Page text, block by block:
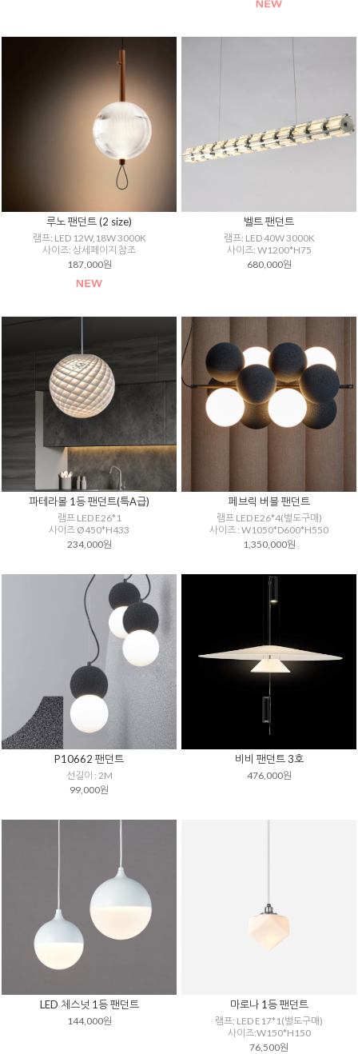
루노 팬던트 (2 size)
램프: LED 12W,18W 3000K
사이즈: 상세페이지 참조
187,000원
벨트 팬던트
램프: LED 40W 3000K
사이즈: W1200*H75
680,000원
파테라볼 1등 팬던트(특A급)
램프 LED E26*1
사이즈 Ø450*H433
234,000원
페브릭 버블 팬던트
램프 LED E26*4(별도구매)
사이즈 : W1050*D600*H550
1,350,000원
P10662 팬던트
선길이 : 2M
99,000원
비비 팬던트 3호
476,000원
LED 체스넛 1등 팬던트
144,000원
마로나 1등 팬던트
램프: LED E17*1(별도구매)
사이즈:W150*H150
76,500원